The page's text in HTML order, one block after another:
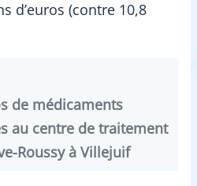
d’euros (contre 10,8
de médicaments
au centre de traitement
Roussy à Villejuif